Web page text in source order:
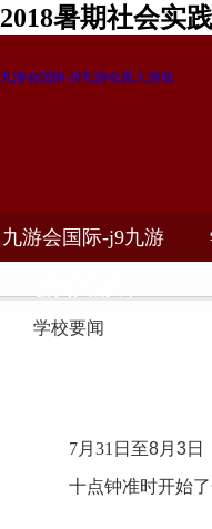
2018暑期社会实
九游会国际-j9九游会真人游戏
九游会国际-j9九游
学校要闻
7月 31 日 至8月 3日
十点钟准时开始